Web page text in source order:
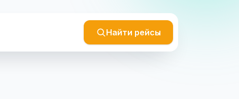
Найти рейсы